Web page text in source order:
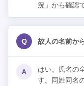
況」から確認
Q 故人の名前か
A
はい。氏名の
す。同姓同名